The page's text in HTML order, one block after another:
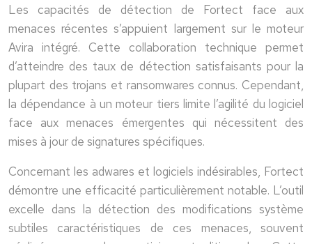
Les capacités de détection de Fortect face aux
menaces récentes s’appuient largement sur le moteur
Avira intégré. Cette collaboration technique permet
d’atteindre des taux de détection satisfaisants pour la
plupart des trojans et ransomwares connus. Cependant,
la dépendance à un moteur tiers limite l’agilité du logiciel
face aux menaces émergentes qui nécessitent des
mises à jour de signatures spécifiques.
Concernant les adwares et logiciels indésirables, Fortect
démontre une efficacité particulièrement notable. L’outil
excelle dans la détection des modifications système
subtiles caractéristiques de ces menaces, souvent